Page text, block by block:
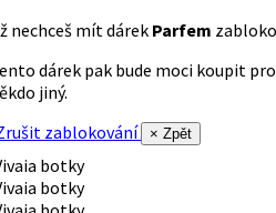
nechceš mít dárek Parfem
dárek pak bude moci koupit pro
jiný.
zablokování
× Zpět